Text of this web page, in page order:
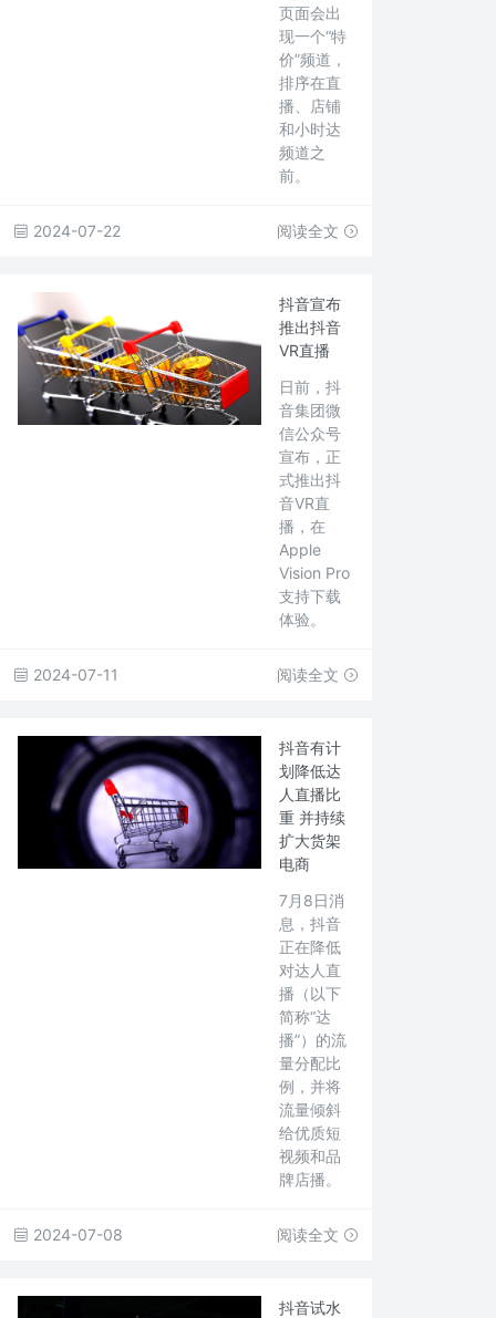
页面会出
现一个“特
价”频道，
排序在直
播、店铺
和小时达
频道之
前。
2024-07-22 阅读全文
抖音宣布
推出抖音
VR直播
日前，抖
音集团微
信公众号
宣布，正
式推出抖
音VR直
播，在
Apple
Vision Pro
支持下载
体验。
2024-07-11 阅读全文
抖音有计
划降低达
人直播比
重 并持续
扩大货架
电商
7月8日消
息，抖音
正在降低
对达人直
播（以下
简称“达
播”）的流
量分配比
例，并将
流量倾斜
给优质短
视频和品
牌店播。
2024-07-08 阅读全文
抖音试水